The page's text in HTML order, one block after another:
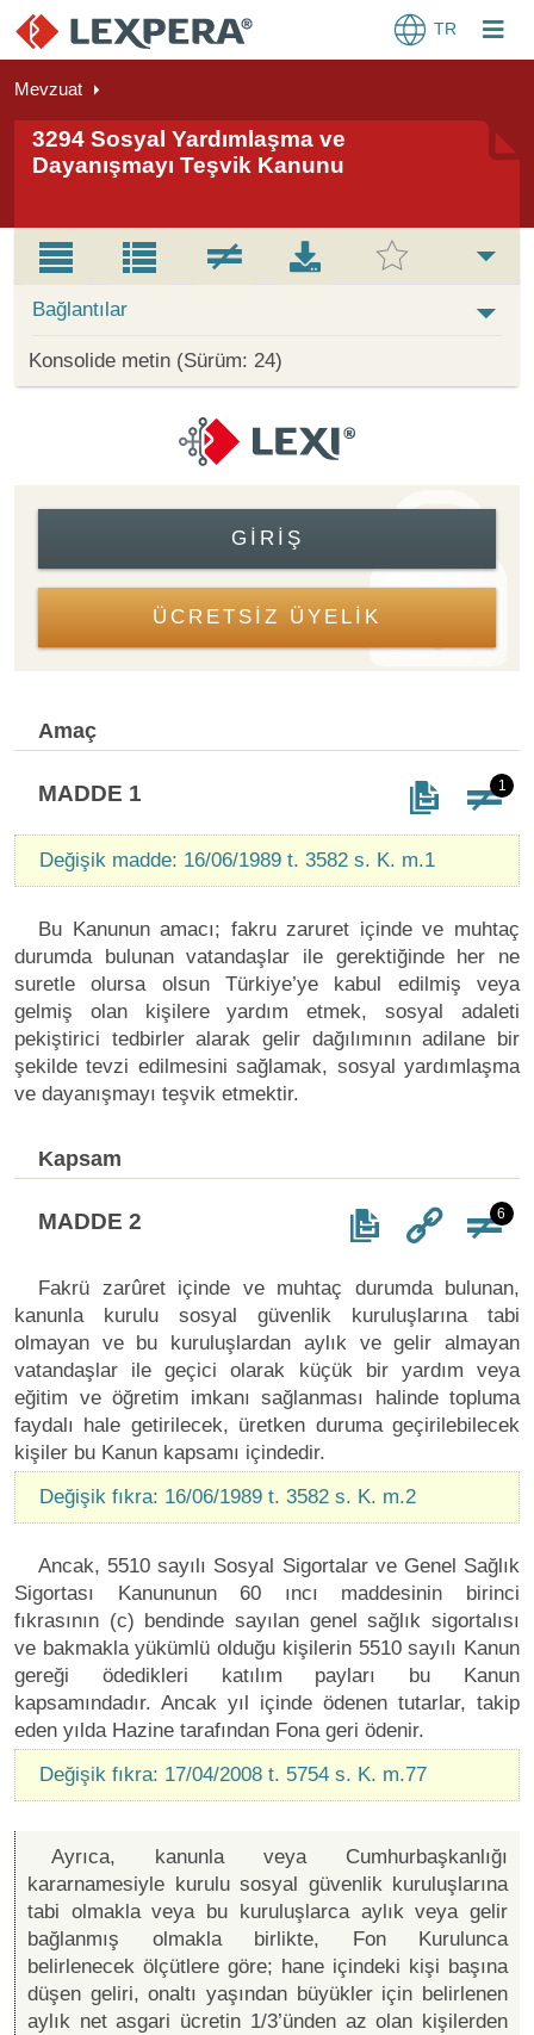
TR
Mevzuat
3294 Sosyal Yardımlaşma ve
Dayanışmayı Teşvik Kanunu
Bağlantılar
Konsolide metin (Sürüm: 24)
GIRIŞ
ÜCRETSİZ ÜYELİK
Amaç
MADDE 1 1
Değişik madde: 16/06/1989 t. 3582 s. K. m.1
Bu Kanunun amacı; fakru zaruret içinde ve muhtaç
durumda bulunan vatandaşlar ile gerektiğinde her ne
suretle olursa olsun Türkiye’ye kabul edilmiş veya
gelmiş olan kişilere yardım etmek, sosyal adaleti
pekiştirici tedbirler alarak gelir dağılımının adilane bir
şekilde tevzi edilmesini sağlamak, sosyal yardımlaşma
ve dayanışmayı teşvik etmektir.
Kapsam
MADDE 2 6
Fakrü zarûret içinde ve muhtaç durumda bulunan,
kanunla kurulu sosyal güvenlik kuruluşlarına tabi
olmayan ve bu kuruluşlardan aylık ve gelir almayan
vatandaşlar ile geçici olarak küçük bir yardım veya
eğitim ve öğretim imkanı sağlanması halinde topluma
faydalı hale getirilecek, üretken duruma geçirilebilecek
kişiler bu Kanun kapsamı içindedir.
Değişik fıkra: 16/06/1989 t. 3582 s. K. m.2
Ancak, 5510 sayılı Sosyal Sigortalar ve Genel Sağlık
Sigortası Kanununun 60 ıncı maddesinin birinci
fıkrasının (c) bendinde sayılan genel sağlık sigortalısı
ve bakmakla yükümlü olduğu kişilerin 5510 sayılı Kanun
gereği ödedikleri katılım payları bu Kanun
kapsamındadır. Ancak yıl içinde ödenen tutarlar, takip
eden yılda Hazine tarafından Fona geri ödenir.
Değişik fıkra: 17/04/2008 t. 5754 s. K. m.77
Ayrıca, kanunla veya Cumhurbaşkanlığı
kararnamesiyle kurulu sosyal güvenlik kuruluşlarına
tabi olmakla veya bu kuruluşlarca aylık veya gelir
bağlanmış olmakla birlikte, Fon Kurulunca
belirlenecek ölçütlere göre; hane içindeki kişi başına
düşen geliri, onaltı yaşından büyükler için belirlenen
aylık net asgari ücretin 1/3’ünden az olan kişilerden